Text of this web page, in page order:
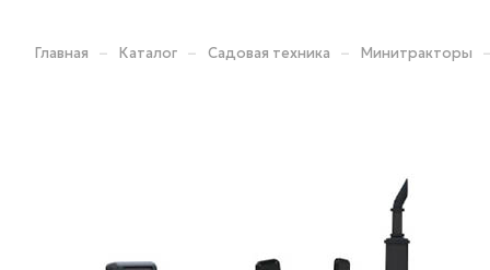
Главная – Каталог – Садовая техника – Минитракторы